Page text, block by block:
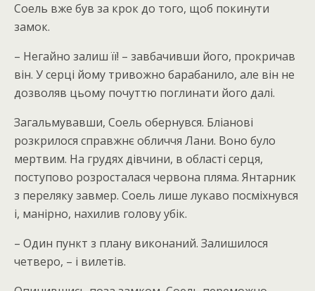
Соель вже був за крок до того, щоб покинути
замок.
– Негайно залиш її! – завбачивши його, прокричав
він. У серці йому тривожно барабанило, але він не
дозволяв цьому почуттю поглинати його далі.
Загальмувавши, Соель обернувся. Бліанові
розкрилося справжнє обличчя Лани. Воно було
мертвим. На грудях дівчини, в області серця,
поступово розросталася червона пляма. Янтарник
з переляку завмер. Соель лише лукаво посміхнувся
і, манірно, нахилив голову убік.
– Один пункт з плану виконаний. Залишилося
четверо, – і вилетів.